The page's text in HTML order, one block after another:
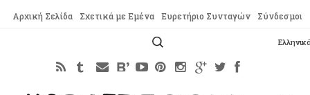
Αρχική Σελίδα Σχετικά με Εμένα Ευρετήριο Συνταγών Σύνδεσμοι
Αναζήτηση